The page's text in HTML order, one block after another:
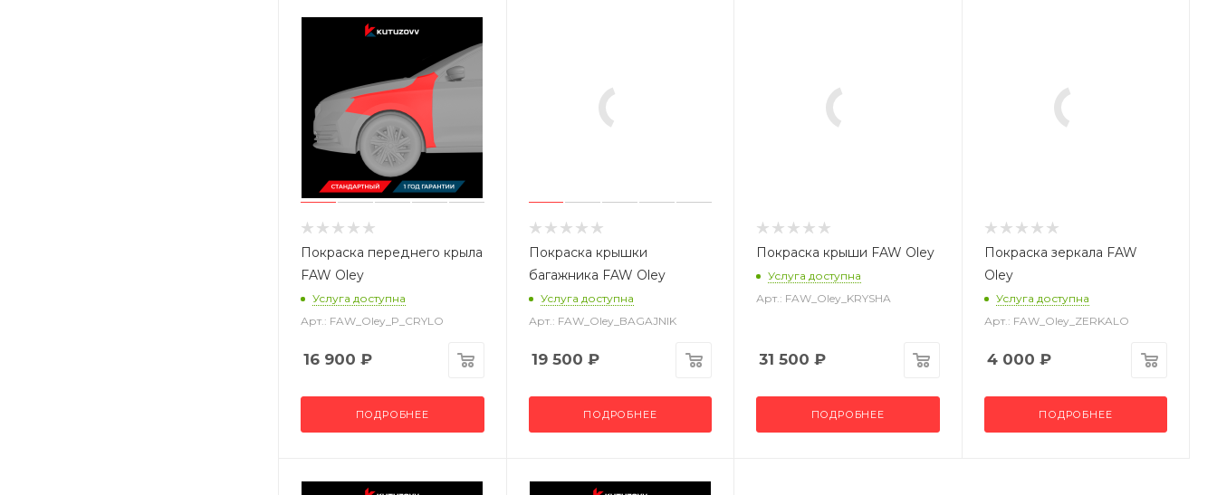
Покраска переднего крыла
FAW Oley
Услуга доступна
Арт.: FAW_Oley_P_CRYLO
16 900 ₽
ПОДРОБНЕЕ
Покраска крышки
багажника FAW Oley
Услуга доступна
Арт.: FAW_Oley_BAGAJNIK
19 500 ₽
ПОДРОБНЕЕ
Покраска крыши FAW Oley
Услуга доступна
Арт.: FAW_Oley_KRYSHA
31 500 ₽
ПОДРОБНЕЕ
Покраска зеркала FAW
Oley
Услуга доступна
Арт.: FAW_Oley_ZERKALO
4 000 ₽
ПОДРОБНЕЕ